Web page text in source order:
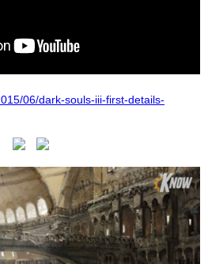
06/dark-souls-iii-first-details-